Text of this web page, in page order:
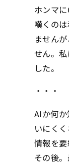
ホンマ
嘆くの
ません
せん。
した。
・・・
AIか何
いにく
情報を
その後